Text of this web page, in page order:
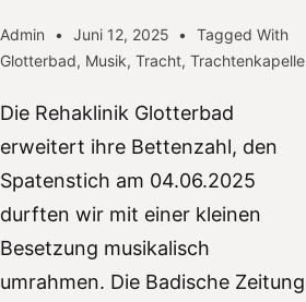
Admin Juni 12, 2025
Tagged With
Glotterbad, Musik, Tracht, Trachtenkapelle
Die Rehaklinik Glotterbad
erweitert ihre Bettenzahl, den
Spatenstich am 04.06.2025
durften wir mit einer kleinen
Besetzung musikalisch
umrahmen. Die Badische Zeitung